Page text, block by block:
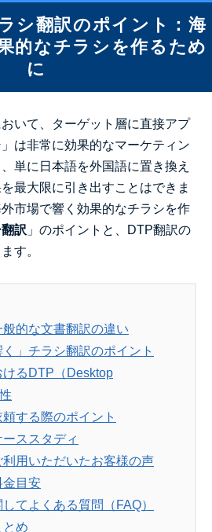
シ翻訳のポイント：海
的なチラシを作るため
に
いて、ターゲット層に直接アプ
は非常に効果的なマーケティン
単に日本語を外国語に置き換え
最大限に引き出すことはできま
市場で響く効果的なチラシを作
訳 」のポイントと、DTP翻訳の
す。
的な文書翻訳の違い
」チラシ翻訳のポイント
るDTP（Desktop
する際のポイント
ススタディ
用いただいたお客様の声
金目安
てよくある質問（FAQ）
とめ